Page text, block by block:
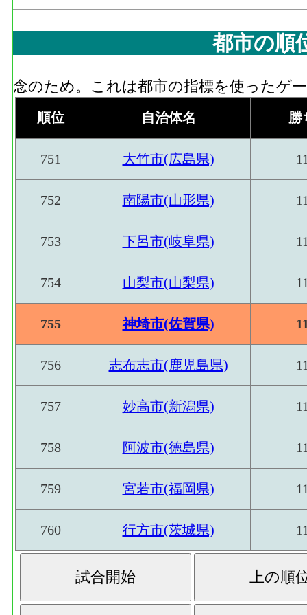
都市の順
念のため。これは都市の指標を使ったゲ
順位 自治体名 勝
751 大竹市(広島県)
752 南陽市(山形県)
753 下呂市(岐阜県)
754 山梨市(山梨県)
755 神埼市(佐賀県)
756 志布志市(鹿児島県)
757 妙高市(新潟県)
758 阿波市(徳島県)
759 宮若市(福岡県)
760 行方市(茨城県)